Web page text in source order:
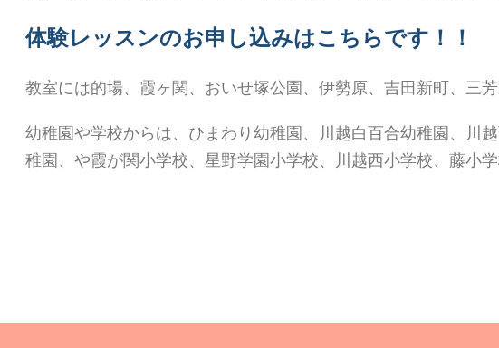
体験レッスンのお申し込みはこちらです！！
教室には的場、霞ヶ関、おいせ塚公園、伊勢原、吉田新町、三
幼稚園や学校からは、ひまわり幼稚園、川越白百合幼稚園、川
稚園、や霞が関小学校、星野学園小学校、川越西小学校、藤小